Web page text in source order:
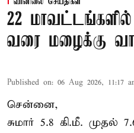
22
வரை மழைக்கு
Published on: 06 Aug 2026, 11:17
சென்னை,
சுமார் 5.8 கி.மீ. முதல்